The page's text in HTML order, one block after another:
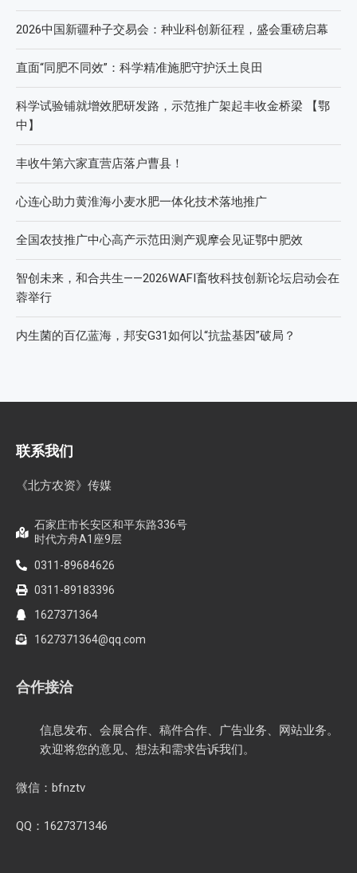
2026中国新疆种子交易会：种业科创新征程，盛会重磅启幕
直面“同肥不同效”：科学精准施肥守护沃土良田
科学试验铺就增效肥研发路，示范推广架起丰收金桥梁 【鄂
中】
丰收牛第六家直营店落户曹县！
心连心助力黄淮海小麦水肥一体化技术落地推广
全国农技推广中心高产示范田测产观摩会见证鄂中肥效
智创未来，和合共生——2026WAFI畜牧科技创新论坛启动会在
蓉举行
内生菌的百亿蓝海，邦安G31如何以“抗盐基因”破局？
联系我们
《北方农资》传媒
石家庄市长安区和平东路336号
时代方舟A1座9层
0311-89684626
0311-89183396
1627371364
1627371364@qq.com
合作接洽
信息发布、会展合作、稿件合作、广告业务、网站业务。
欢迎将您的意见、想法和需求告诉我们。
微信：bfnztv
QQ：1627371346